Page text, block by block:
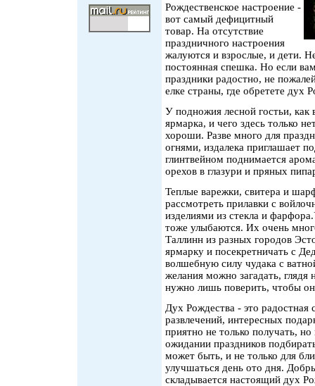
Рождественское настроение -
вот самый дефицитный
товар. На отсутствие
праздничного настроения
жалуются и взрослые, и дети.
постоянная спешка. Но если
праздники радостно, не
елке страны, где обретете дух
У подножия лесной гостьи, как
ярмарка, и чего здесь только
хороши. Разве много для
огнями, издалека приглашает
глинтвейном поднимается
орехов в глазури и пряных
Теплые варежки, свитера и
рассмотреть прилавки с
изделиями из стекла и
тоже улыбаются. Их очень
Таллинн из разных городов
ярмарку и посекретничать с
волшебную силу чудака с
желания можно загадать,
нужно лишь поверить, чтобы
Дух Рождества - это
развлечений, интересных
приятно не только получать,
ожидании праздников
может быть, и не только для
улучшаться день ото дня.
складывается настоящий дух